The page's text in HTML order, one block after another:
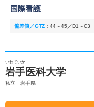
国際看護
偏差値／GTZ ： 44～45／D1～C3
いわていか
岩手医科大学
私立 岩手県